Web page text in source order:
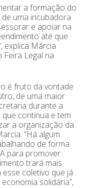
a formação do
uma incubadora
e apoiar na
até que
explica Márcia
Legal na
é fruto da vontade
de uma maior
durante a
continua e tem
a organização da
“Há algum
de forma
para promover
trará mais
coletivo que já
solidária”,